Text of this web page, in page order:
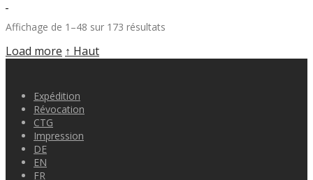
Affichage de 1–48 sur 173 résultats
Load more ↑ Haut
Expédition
Révocation
CTG
Impression
DE
EN
FR